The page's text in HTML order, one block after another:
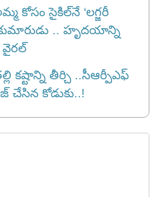
కోసం సైకిల్‌నే ‘లగ్జరీ
.. హృదయాన్ని
వైరల్
కష్టాన్ని తీర్చి ..సీఆర్పీఎఫ్
చేసిన కోడుకు..!